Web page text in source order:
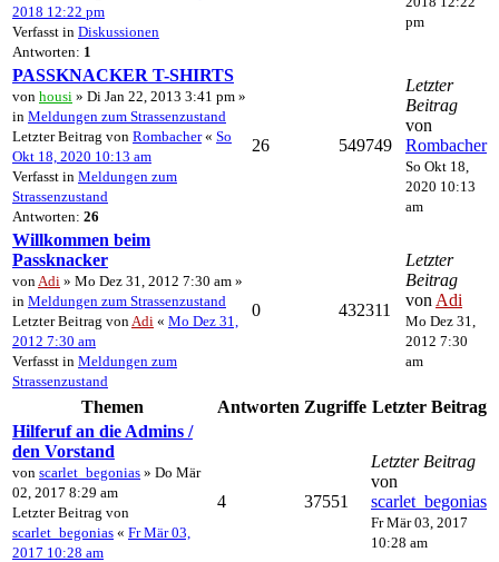
2018 12:22 pm
Verfasst in Diskussionen
Antworten: 1
pm
PASSKNACKER T-SHIRTS
von housi » Di Jan 22, 2013 3:41 pm »
in Meldungen zum Strassenzustand
Letzter Beitrag von Rombacher« So
Okt 18, 2020 10:13 am
Verfasst in Meldungen zum
Strassenzustand
Antworten: 26
26 549749
Letzter
Beitrag
von
Rombacher
So Okt 18,
2020 10:13
am
Willkommen beim
Passknacker
von Adi » Mo Dez 31, 2012 7:30 am »
in Meldungen zum Strassenzustand
Letzter Beitrag von Adi « Mo Dez 31,
2012 7:30 am
Verfasst in Meldungen zum
Strassenzustand
0 432311
Letzter
Beitrag
von Adi
Mo Dez 31,
2012 7:30
am
Themen Antworten Zugriffe Letzter Beitrag
Hilferuf an die Admins /
den Vorstand
von scarlet_begonias » Do Mär
02, 2017 8:29 am
Letzter Beitrag von
scarlet_begonias « Fr Mär 03,
2017 10:28 am
4 37551
Letzter Beitrag
von
scarlet_begonias
Fr Mär 03, 2017
10:28 am